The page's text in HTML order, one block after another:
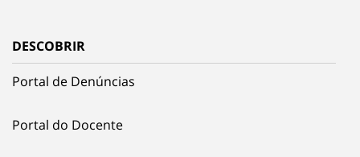
DESCOBRIR
Portal de Denúncias
Portal do Docente